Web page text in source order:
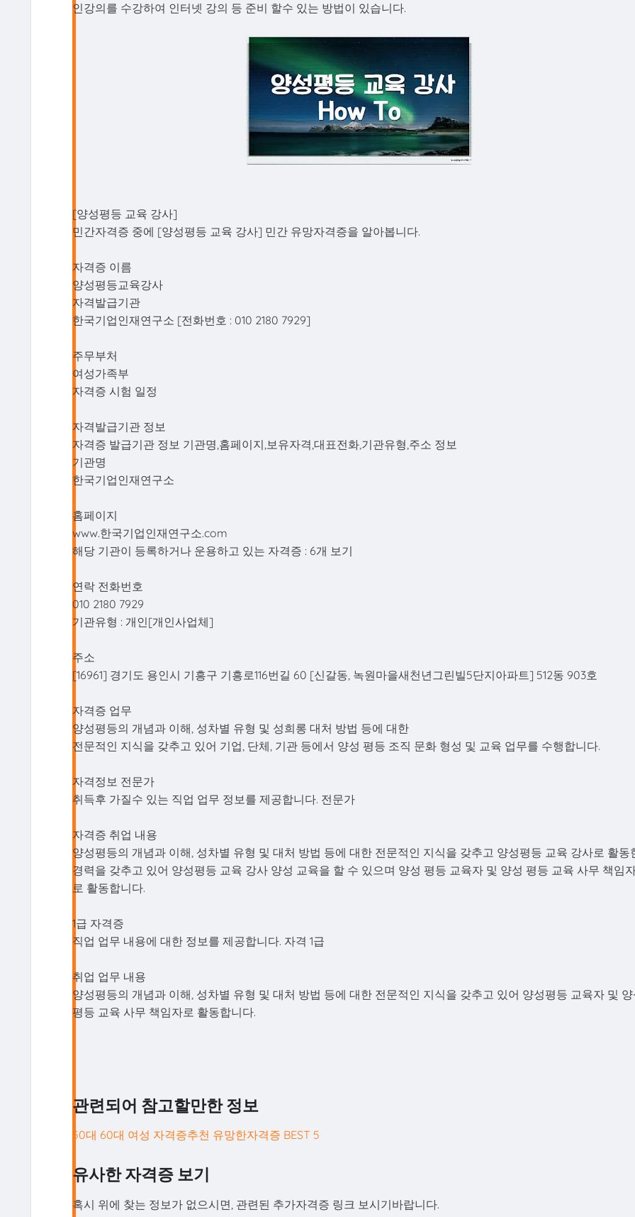
인강의를 수강하여 인터넷 강의 등 준비 할수 있는 방법이 있습니다.
[양성평등 교육 강사]
민간자격증 중에 [양성평등 교육 강사] 민간 유망자격증을 알아봅니다.
자격증 이름
양성평등교육강사
자격발급기관
한국기업인재연구소 [전화번호 : 010 2180 7929]
주무부처
여성가족부
자격증 시험 일정
자격발급기관 정보
자격증 발급기관 정보 기관명,홈페이지,보유자격,대표전화,기관유형,주소 정보
기관명
한국기업인재연구소
홈페이지
www.한국기업인재연구소.com
해당 기관이 등록하거나 운용하고 있는 자격증 : 6개 보기
연락 전화번호
010 2180 7929
기관유형 : 개인[개인사업체]
주소
[16961] 경기도 용인시 기흥구 기흥로116번길 60 [신갈동, 녹원마을새천년그린빌5단지아파트] 512동 903호
자격증 업무
양성평등의 개념과 이해, 성차별 유형 및 성희롱 대처 방법 등에 대한
전문적인 지식을 갖추고 있어 기업, 단체, 기관 등에서 양성 평등 조직 문화 형성 및 교육 업무를 수행합니다.
자격정보 전문가
취득후 가질수 있는 직업 업무 정보를 제공합니다. 전문가
자격증 취업 내용
양성평등의 개념과 이해, 성차별 유형 및 대처 방법 등에 대한 전문적인 지식을 갖추고 양성평등 교육 강사로 활동
경력을 갖추고 있어 양성평등 교육 강사 양성 교육을 할 수 있으며 양성 평등 교육자 및 양성 평등 교육 사무 책임
로 활동합니다.
1급 자격증
직업 업무 내용에 대한 정보를 제공합니다. 자격 1급
취업 업무 내용
양성평등의 개념과 이해, 성차별 유형 및 대처 방법 등에 대한 전문적인 지식을 갖추고 있어 양성평등 교육자 및
평등 교육 사무 책임자로 활동합니다.
관련되어 참고할만한 정보
50대 60대 여성 자격증추천 유망한자격증 BEST 5
유사한 자격증 보기
혹시 위에 찾는 정보가 없으시면, 관련된 추가자격증 링크 보시기바랍니다.